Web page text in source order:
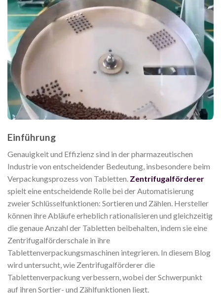
Einführung
Genauigkeit und Effizienz sind in der pharmazeutischen
Industrie von entscheidender Bedeutung, insbesondere beim
Verpackungsprozess von Tabletten. Zentrifugalförderer
spielt eine entscheidende Rolle bei der Automatisierung
zweier Schlüsselfunktionen: Sortieren und Zählen. Hersteller
können ihre Abläufe erheblich rationalisieren und gleichzeitig
die genaue Anzahl der Tabletten beibehalten, indem sie eine
Zentrifugalförderschale in ihre
Tablettenverpackungsmaschinen integrieren. In diesem Blog
wird untersucht, wie Zentrifugalförderer die
Tablettenverpackung verbessern, wobei der Schwerpunkt
auf ihren Sortier- und Zählfunktionen liegt.